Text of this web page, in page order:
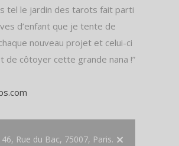
tel le jardin des tarots fait parti
d’enfant que je tente de
nouveau projet et celui-ci
de côtoyer cette grande nana !”
46, Rue du Bac, 75007, Paris.